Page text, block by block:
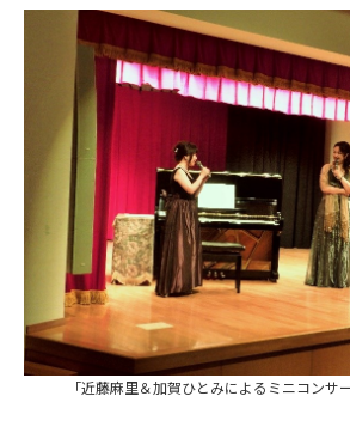
「近藤麻里＆加賀ひとみによるミニコンサー